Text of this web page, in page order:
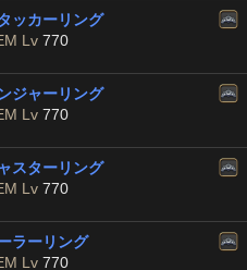
ッカーリング
Lv 770
ジャーリング
Lv 770
スターリング
Lv 770
ラーリング
Lv 770